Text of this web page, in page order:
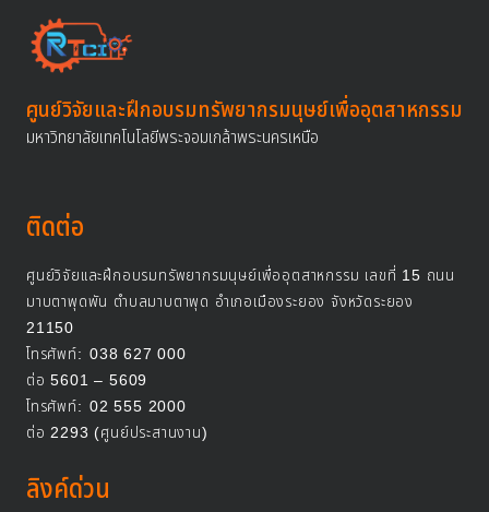
ศูนย์วิจัยและฝึกอบรมทรัพยากรมนุษย์เพื่ออุตสาหกรรม
มหาวิทยาลัยเทคโนโลยีพระจอมเกล้าพระนครเหนือ
ติดต่อ
ศูนย์วิจัยและฝึกอบรมทรัพยากรมนุษย์เพื่ออุตสาหกรรม เลขที่ 15 ถนน
มาบตาพุดพัน ตำบลมาบตาพุด อำเภอเมืองระยอง จังหวัดระยอง
21150
โทรศัพท์: 038 627 000
ต่อ 5601 – 5609
โทรศัพท์: 02 555 2000
ต่อ 2293 (ศูนย์ประสานงาน)
ลิงค์ด่วน